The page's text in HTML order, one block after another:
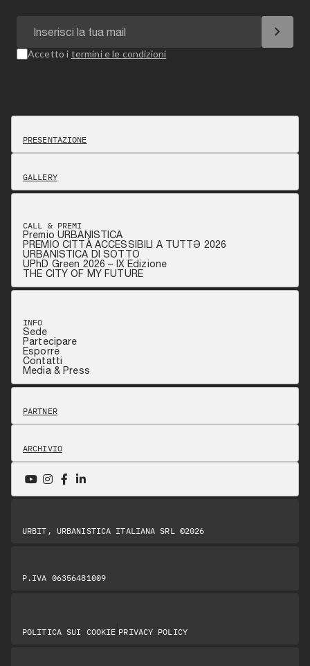
chevron_right
Accetto i termini e le condizioni
PRESENTAZIONE
GALLERY
CALL & PREMI
Premio URBANISTICA
PREMIO CITTÀ ACCESSIBILI A TUTTƏ 2026
URBANISTICA DI SOTTO
UPhD Green 2026 – IX Edizione
THE CITY OF MY FUTURE
INFO
Sede
Partecipare
Esporre
Contatti
Media & Press
PARTNER
ARCHIVIO
URBIT, URBANISTICA ITALIANA SRL ©2026
P.IVA 06356481009
POLITICA SUI COOKIE PRIVACY POLICY